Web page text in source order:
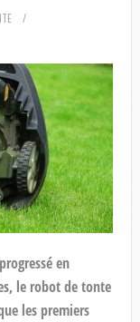
en
le robot de tonte
les premiers